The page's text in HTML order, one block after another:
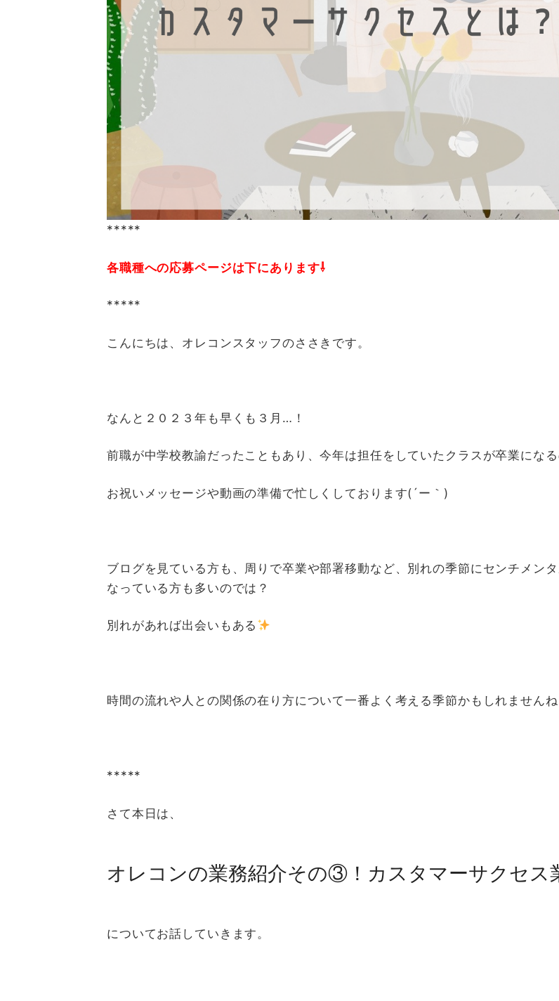
*****
各職種への応募ページは下にあります⇩
*****
こんにちは、オレコンスタッフのささきです。
なんと２０２３年も早くも３月…！
前職が中学校教諭だったこともあり、今年は担任をしていたクラスが卒業にな
お祝いメッセージや動画の準備で忙しくしております(´ー｀)
ブログを見ている方も、周りで卒業や部署移動など、別れの季節にセンチメンタ
なっている方も多いのでは？
別れがあれば出会いもある
時間の流れや人との関係の在り方について一番よく考える季節かもしれませんね
*****
さて本日は、
オレコンの業務紹介その③！カスタマーサクセス
についてお話していきます。